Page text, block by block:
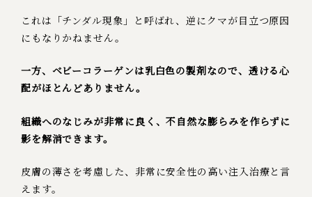
これは「チンダル現象」と呼ばれ、逆にクマが目立つ原因
にもなりかねません。
一方、ベビーコラーゲンは乳白色の製剤なので、透ける心
配がほとんどありません。
組織へのなじみが非常に良く、不自然な膨らみを作らずに
影を解消できます。
皮膚の薄さを考慮した、非常に安全性の高い注入治療と言
えます。